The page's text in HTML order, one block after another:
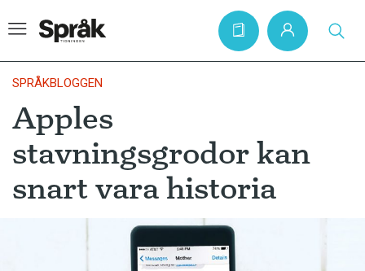
Hem
Artiklar
Krönikor
Språkfrågor
SPRÅKBLOGGEN
Apples
stavningsgrodor kan
snart vara historia